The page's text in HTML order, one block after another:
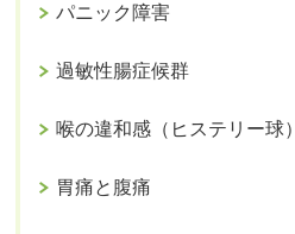
パニック障害
過敏性腸症候群
喉の違和感（ヒステリー球）
胃痛と腹痛